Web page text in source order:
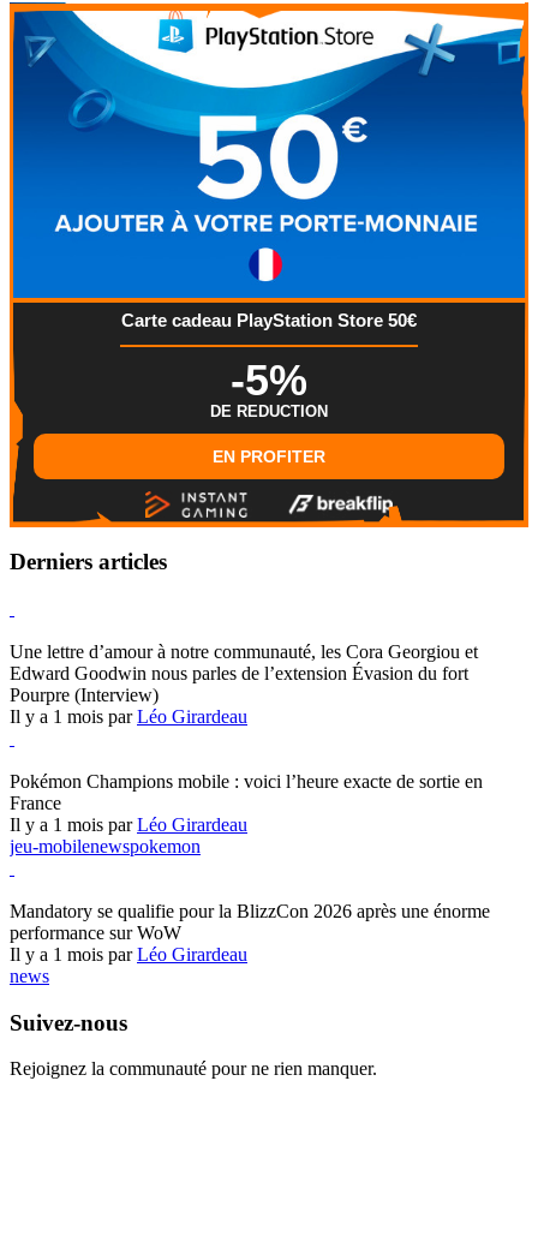
Carte cadeau PlayStation Store 50€
-5%
DE REDUCTION
EN PROFITER
Derniers articles
Une lettre d’amour à notre communauté, les Cora Georgiou et
Edward Goodwin nous parles de l’extension Évasion du fort
Pourpre (Interview)
Il y a 1 mois parLéo Girardeau
Pokémon Champions mobile : voici l’heure exacte de sortie en
France
Il y a 1 mois parLéo Girardeau
jeu-mobilenewspokemon
Mandatory se qualifie pour la BlizzCon 2026 après une énorme
performance sur WoW
Il y a 1 mois parLéo Girardeau
news
Suivez-nous
Rejoignez la communauté pour ne rien manquer.